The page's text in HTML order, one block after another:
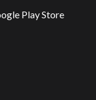
Play Store